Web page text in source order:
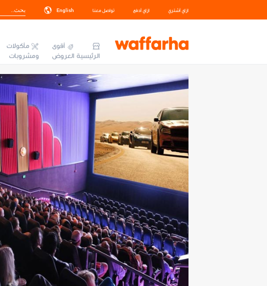
ازاي أشتري ازاي أدفع تواصل معنا English
الرئيسية
أقوى
العروض
مأكولات
ومشروبات